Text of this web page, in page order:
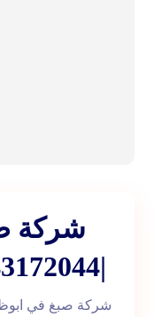
شركة
|0543172044| صباغ رخيص